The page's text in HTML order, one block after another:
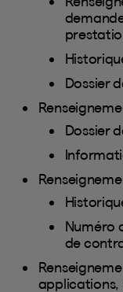
Dossier
Dossier
Numéro
de
applications,